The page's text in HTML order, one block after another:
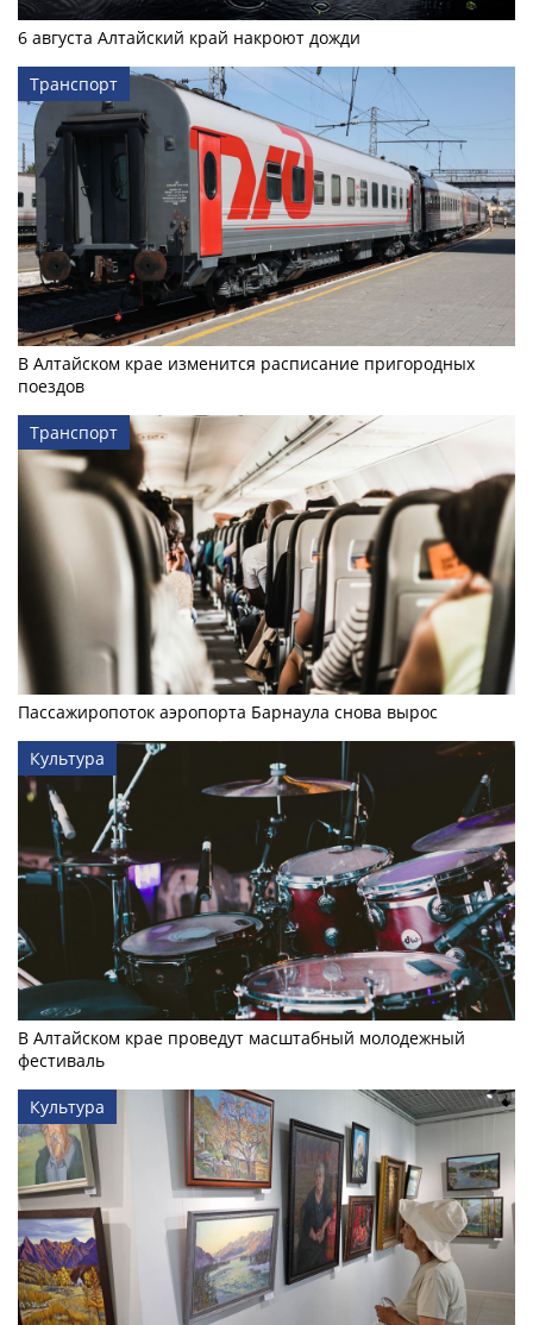
6 августа Алтайский край накроют дожди
Транспорт
В Алтайском крае изменится расписание пригородных
поездов
Транспорт
Пассажиропоток аэропорта Барнаула снова вырос
Культура
В Алтайском крае проведут масштабный молодежный
фестиваль
Культура